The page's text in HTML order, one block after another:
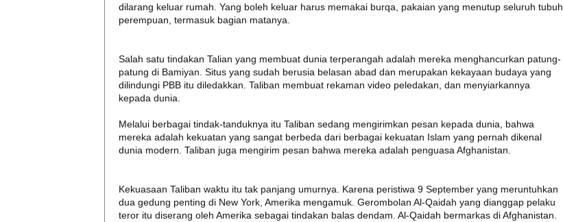
dilarang keluar rumah. Yang boleh keluar harus memakai burqa, pakaian yang menutup seluruh tubuh
perempuan, termasuk bagian matanya.
Salah satu tindakan Talian yang membuat dunia terperangah adalah mereka menghancurkan patung-
patung di Bamiyan. Situs yang sudah berusia belasan abad dan merupakan kekayaan budaya yang
dilindungi PBB itu diledakkan. Taliban membuat rekaman video peledakan, dan menyiarkannya
kepada dunia.
Melalui berbagai tindak-tanduknya itu Taliban sedang mengirimkan pesan kepada dunia, bahwa
mereka adalah kekuatan yang sangat berbeda dari berbagai kekuatan Islam yang pernah dikenal
dunia modern. Taliban juga mengirim pesan bahwa mereka adalah penguasa Afghanistan.
Kekuasaan Taliban waktu itu tak panjang umurnya. Karena peristiwa 9 September yang meruntuhkan
dua gedung penting di New York, Amerika mengamuk. Gerombolan Al-Qaidah yang dianggap pelaku
teror itu diserang oleh Amerika sebagai tindakan balas dendam. Al-Qaidah bermarkas di Afghanistan.